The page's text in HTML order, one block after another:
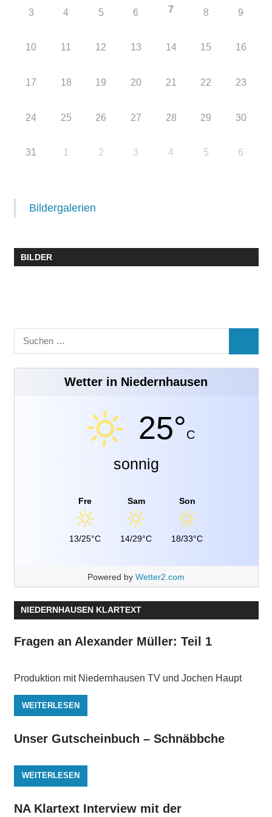
3 4 5 6 7 8 9
10 11 12 13 14 15 16
17 18 19 20 21 22 23
24 25 26 27 28 29 30
31 1 2 3 4 5 6
Bildergalerien
BILDER
Suchen
nach:
Wetter in Niedernhausen
25°C
sonnig
Fre
13/25°C
Sam
14/29°C
Son
18/33°C
Powered by Wetter2.com
NIEDERNHAUSEN KLARTEXT
Fragen an Alexander Müller: Teil 1
Produktion mit Niedernhausen TV und Jochen Haupt
WEITERLESEN
Unser Gutscheinbuch – Schnäbbche
WEITERLESEN
NA Klartext Interview mit der